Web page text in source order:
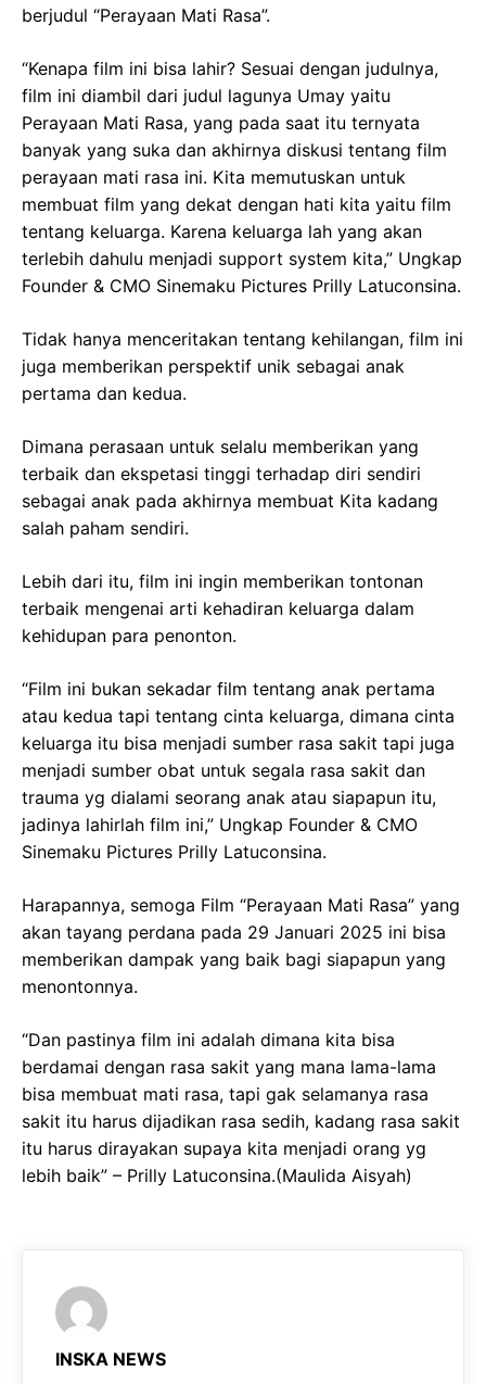
berjudul “Perayaan Mati Rasa”.
“Kenapa film ini bisa lahir? Sesuai dengan judulnya,
film ini diambil dari judul lagunya Umay yaitu
Perayaan Mati Rasa, yang pada saat itu ternyata
banyak yang suka dan akhirnya diskusi tentang film
perayaan mati rasa ini. Kita memutuskan untuk
membuat film yang dekat dengan hati kita yaitu film
tentang keluarga. Karena keluarga lah yang akan
terlebih dahulu menjadi support system kita,” Ungkap
Founder & CMO Sinemaku Pictures Prilly Latuconsina.
Tidak hanya menceritakan tentang kehilangan, film ini
juga memberikan perspektif unik sebagai anak
pertama dan kedua.
Dimana perasaan untuk selalu memberikan yang
terbaik dan ekspetasi tinggi terhadap diri sendiri
sebagai anak pada akhirnya membuat Kita kadang
salah paham sendiri.
Lebih dari itu, film ini ingin memberikan tontonan
terbaik mengenai arti kehadiran keluarga dalam
kehidupan para penonton.
“Film ini bukan sekadar film tentang anak pertama
atau kedua tapi tentang cinta keluarga, dimana cinta
keluarga itu bisa menjadi sumber rasa sakit tapi juga
menjadi sumber obat untuk segala rasa sakit dan
trauma yg dialami seorang anak atau siapapun itu,
jadinya lahirlah film ini,” Ungkap Founder & CMO
Sinemaku Pictures Prilly Latuconsina.
Harapannya, semoga Film “Perayaan Mati Rasa” yang
akan tayang perdana pada 29 Januari 2025 ini bisa
memberikan dampak yang baik bagi siapapun yang
menontonnya.
“Dan pastinya film ini adalah dimana kita bisa
berdamai dengan rasa sakit yang mana lama-lama
bisa membuat mati rasa, tapi gak selamanya rasa
sakit itu harus dijadikan rasa sedih, kadang rasa sakit
itu harus dirayakan supaya kita menjadi orang yg
lebih baik” – Prilly Latuconsina.(Maulida Aisyah)
INSKA NEWS